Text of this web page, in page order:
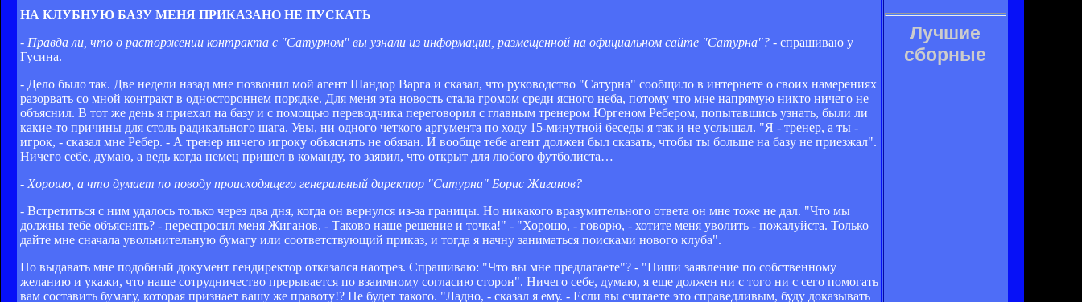
НА КЛУБНУЮ БАЗУ МЕНЯ ПРИКАЗАНО НЕ ПУСКАТЬ
- Правда ли, что о расторжении контракта с "Сатурном" вы узнали из информации, размещенной на официальном сайте "Сатурна"? - спрашиваю у
Гусина.
- Дело было так. Две недели назад мне позвонил мой агент Шандор Варга и сказал, что руководство "Сатурна" сообщило в интернете о своих намерениях
разорвать со мной контракт в одностороннем порядке. Для меня эта новость стала громом среди ясного неба, потому что мне напрямую никто ничего не
объяснил. В тот же день я приехал на базу и с помощью переводчика переговорил с главным тренером Юргеном Ребером, попытавшись узнать, были ли
какие-то причины для столь радикального шага. Увы, ни одного четкого аргумента по ходу 15-минутной беседы я так и не услышал. "Я - тренер, а ты -
игрок, - сказал мне Ребер. - А тренер ничего игроку объяснять не обязан. И вообще тебе агент должен был сказать, чтобы ты больше на базу не приезжал".
Ничего себе, думаю, а ведь когда немец пришел в команду, то заявил, что открыт для любого футболиста…
- Хорошо, а что думает по поводу происходящего генеральный директор "Сатурна" Борис Жиганов?
- Встретиться с ним удалось только через два дня, когда он вернулся из-за границы. Но никакого вразумительного ответа он мне тоже не дал. "Что мы
должны тебе объяснять? - переспросил меня Жиганов. - Таково наше решение и точка!" - "Хорошо, - говорю, - хотите меня уволить - пожалуйста. Только
дайте мне сначала увольнительную бумагу или соответствующий приказ, и тогда я начну заниматься поисками нового клуба".
Но выдавать мне подобный документ гендиректор отказался наотрез. Спрашиваю: "Что вы мне предлагаете"? - "Пиши заявление по собственному
желанию и укажи, что наше сотрудничество прерывается по взаимному согласию сторон". Ничего себе, думаю, я еще должен ни с того ни с сего помогать
вам составить бумагу, которая признает вашу же правоту!? Не будет такого. "Ладно, - сказал я ему. - Если вы считаете это справедливым, буду доказывать
Лучшие
сборные